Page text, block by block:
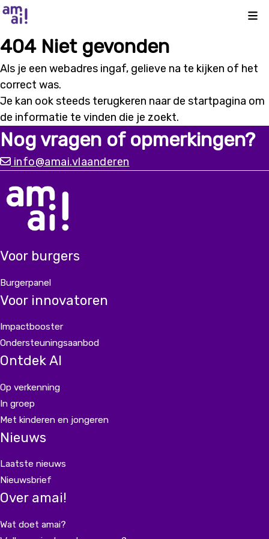
404 Niet gevonden
Als je een webadres ingaf, gelieve na te kijken of het
correct was.
Je kan ook steeds terugkeren naar de startpagina om
de informatie te vinden die je zoekt.
Nog vragen of opmerkingen?
info@amai.vlaanderen
Voor burgers
Burgerpanel
Voor innovatoren
Impactbooster
Ondersteuningsaanbod
Ontdek AI
Op verkenning
In groep
Met kinderen en jongeren
Nieuws
Laatste nieuws
Nieuwsbrief
Over amai!
Wat doet amai?